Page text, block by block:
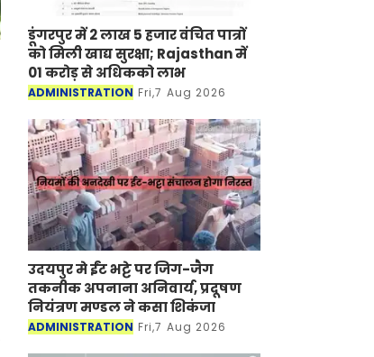
डूंगरपुर में 2 लाख 5 हजार वंचित पात्रों
को मिली खाद्य सुरक्षा; Rajasthan में
01 करोड़ से अधिकको लाभ
ADMINISTRATION Fri,7 Aug 2026
उदयपुर मे ईंट भट्टे पर जिग-जैग
तकनीक अपनाना अनिवार्य, प्रदूषण
नियंत्रण मण्डल ने कसा शिकंजा
ADMINISTRATION Fri,7 Aug 2026